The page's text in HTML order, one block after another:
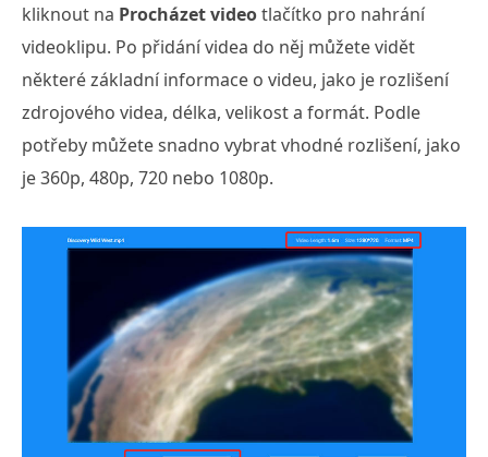
kliknout na Procházet videotlačítko pro nahrání
videoklipu. Po přidání videa do něj můžete vidět
některé základní informace o videu, jako je rozlišení
zdrojového videa, délka, velikost a formát. Podle
potřeby můžete snadno vybrat vhodné rozlišení, jako
je 360p, 480p, 720 nebo 1080p.